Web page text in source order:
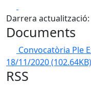
Darrera actualització:
Documents
Convocatòria Ple
18/11/2020(102.64KB)
RSS